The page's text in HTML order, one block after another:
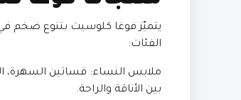
يتميّز فوغا كلوسيت بتنوع ضخم في
الفئات:
ملابس النساء: فساتين السهرة،
بين الأناقة والراحة.